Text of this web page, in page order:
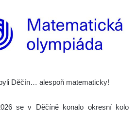
Děčín… alespoň matematicky!
se v Děčíně konalo okresní kolo